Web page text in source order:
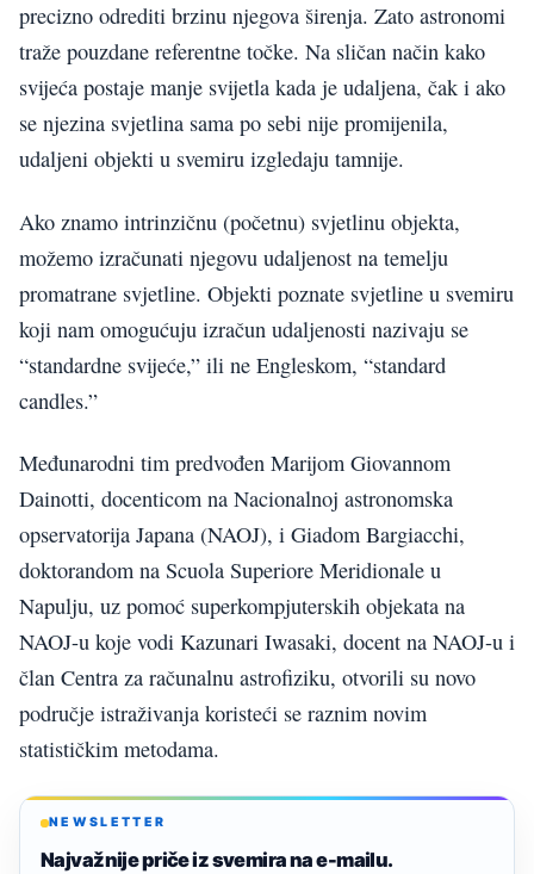
precizno odrediti brzinu njegova širenja. Zato astronomi
traže pouzdane referentne točke. Na sličan način kako
svijeća postaje manje svijetla kada je udaljena, čak i ako
se njezina svjetlina sama po sebi nije promijenila,
udaljeni objekti u svemiru izgledaju tamnije.
Ako znamo intrinzičnu (početnu) svjetlinu objekta,
možemo izračunati njegovu udaljenost na temelju
promatrane svjetline. Objekti poznate svjetline u svemiru
koji nam omogućuju izračun udaljenosti nazivaju se
“standardne svijeće,” ili ne Engleskom, “standard
candles.”
Međunarodni tim predvođen Marijom Giovannom
Dainotti, docenticom na Nacionalnoj astronomska
opservatorija Japana (NAOJ), i Giadom Bargiacchi,
doktorandom na Scuola Superiore Meridionale u
Napulju, uz pomoć superkompjuterskih objekata na
NAOJ-u koje vodi Kazunari Iwasaki, docent na NAOJ-u i
član Centra za računalnu astrofiziku, otvorili su novo
područje istraživanja koristeći se raznim novim
statističkim metodama.
NEWSLETTER
Najvažnije priče iz svemira na e-mailu.